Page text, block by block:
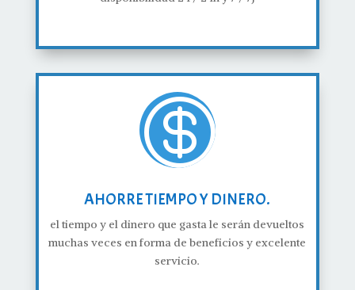

AHORRE TIEMPO Y DINERO.
el tiempo y el dinero que gasta le serán devueltos
muchas veces en forma de beneficios y excelente
servicio.